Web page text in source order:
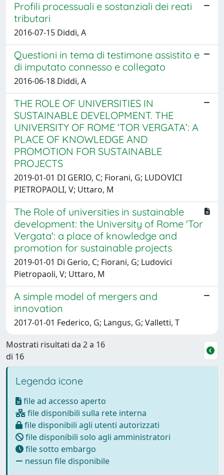
Profili processuali e sostanziali dei reati
tributari
2016-07-15 Diddi, A
Questioni in tema di testimone assistito e
di imputato connesso e collegato
2016-06-18 Diddi, A
THE ROLE OF UNIVERSITIES IN
SUSTAINABLE DEVELOPMENT. THE
UNIVERSITY OF ROME ‘TOR VERGATA’: A
PLACE OF KNOWLEDGE AND
PROMOTION FOR SUSTAINABLE
PROJECTS
2019-01-01 DI GERIO, C; Fiorani, G; LUDOVICI
PIETROPAOLI, V; Uttaro, M
The Role of universities in sustainable
development: the University of Rome 'Tor
Vergata': a place of knowledge and
promotion for sustainable projects
2019-01-01 Di Gerio, C; Fiorani, G; Ludovici
Pietropaoli, V; Uttaro, M
A simple model of mergers and
innovation
2017-01-01 Federico, G; Langus, G; Valletti, T
Mostrati risultati da 2 a 16
di 16
Legenda icone
file ad accesso aperto
file disponibili sulla rete interna
file disponibili agli utenti autorizzati
file disponibili solo agli amministratori
file sotto embargo
nessun file disponibile